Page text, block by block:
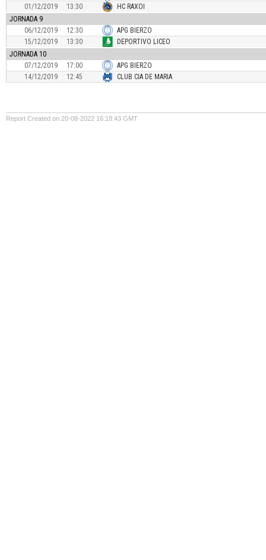
01/12/2019
13:30
HC RAXOI
JORNADA 9
06/12/2019
12:30
APG BIERZO
15/12/2019
13:30
DEPORTIVO LICEO
JORNADA 10
07/12/2019
17:00
APG BIERZO
14/12/2019
12:45 CLUB CIA DE MARIA
Report Created on 20-08-2022 16:18:43 GMT